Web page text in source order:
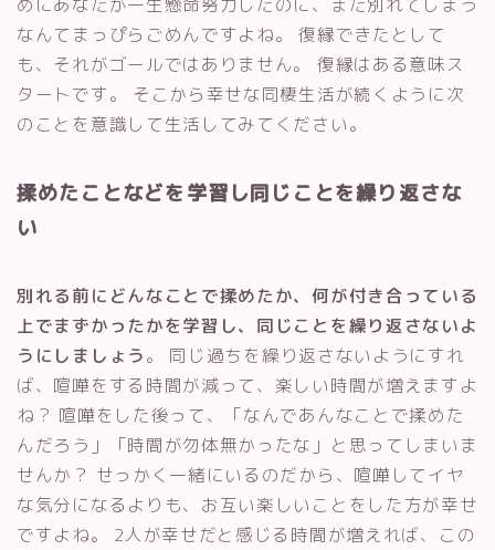
なんてまっぴらごめんですよね。 復縁できたとして
も、それがゴールではありません。 復縁はある意味ス
タートです。 そこから幸せな同棲生活が続くように次
のことを意識して生活してみてください。
揉めたことなどを学習し同じことを繰り返さな
い
別れる前にどんなことで揉めたか、何が付き合っている
上でまずかったかを学習し、同じことを繰り返さないよ
うにしましょう。 同じ過ちを繰り返さないようにすれ
ば、喧嘩をする時間が減って、楽しい時間が増えますよ
ね？ 喧嘩をした後って、「なんであんなことで揉めた
んだろう」「時間が勿体無かったな」と思ってしまいま
せんか？ せっかく一緒にいるのだから、喧嘩してイヤ
な気分になるよりも、お互い楽しいことをした方が幸せ
ですよね。 2人が幸せだと感じる時間が増えれば、この